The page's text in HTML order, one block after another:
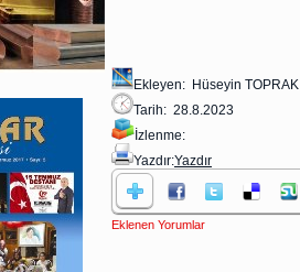
Ekleyen: Hüseyin TOPRAK
Tarih: 28.8.2023
İzlenme:
Yazdır:Yazdır
Eklenen Yorumlar